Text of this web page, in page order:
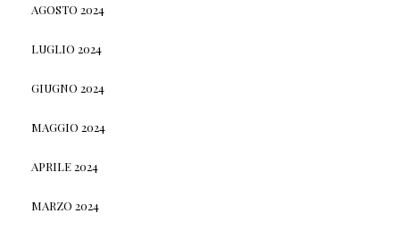
AGOSTO 2024
LUGLIO 2024
GIUGNO 2024
MAGGIO 2024
APRILE 2024
MARZO 2024